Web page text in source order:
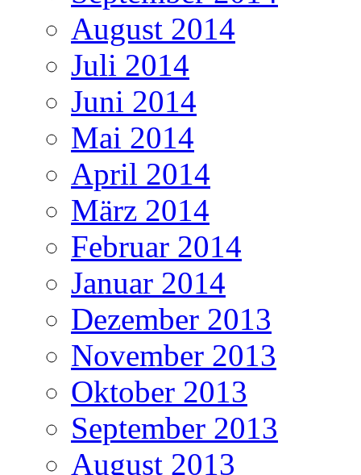
August 2014
Juli 2014
Juni 2014
Mai 2014
April 2014
März 2014
Februar 2014
Januar 2014
Dezember 2013
November 2013
Oktober 2013
September 2013
August 2013